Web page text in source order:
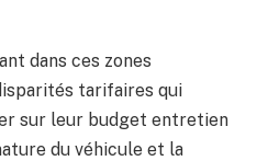
dans ces zones
tarifaires qui
sur leur budget entretien
du véhicule et la